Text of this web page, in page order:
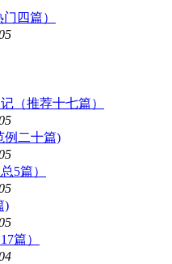
四篇）
（推荐十七篇）
例二十篇)
5篇）
)
篇）